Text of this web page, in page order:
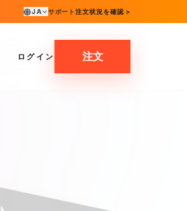
JA サポート注文状況を確認 >
ログイン 注文